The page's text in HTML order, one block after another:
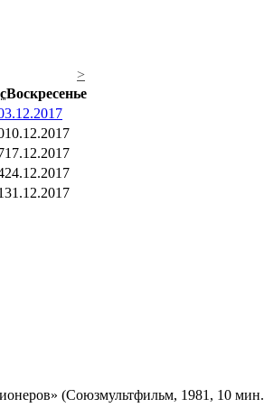
>
Воскресенье
10.12.2017
17.12.2017
24.12.2017
31.12.2017
(Союзмультфильм, 1981, 10